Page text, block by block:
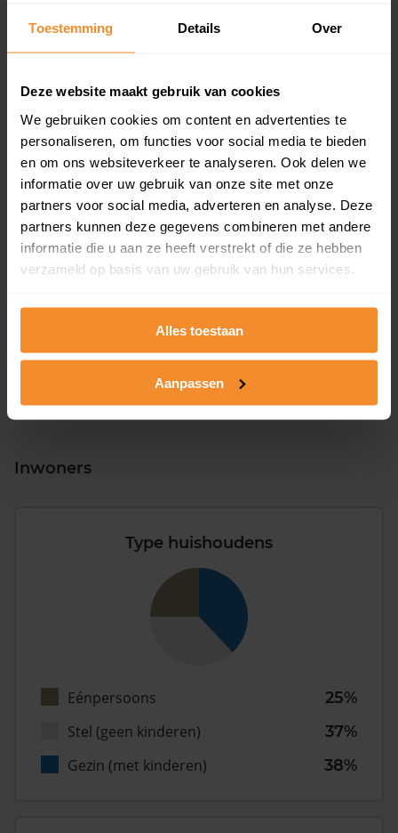
Toestemming Details Over
Deze website maakt gebruik van cookies
We gebruiken cookies om content en advertenties te
personaliseren, om functies voor social media te bieden
en om ons websiteverkeer te analyseren. Ook delen we
informatie over uw gebruik van onze site met onze
partners voor social media, adverteren en analyse. Deze
partners kunnen deze gegevens combineren met andere
informatie die u aan ze heeft verstrekt of die ze hebben
verzameld op basis van uw gebruik van hun services.
Alles toestaan
Aanpassen
T/m 1945
23%
2008 of later
7%
Inwoners
Type huishoudens
Eénpersoons
25%
Stel (geen kinderen)
37%
Gezin (met kinderen)
38%